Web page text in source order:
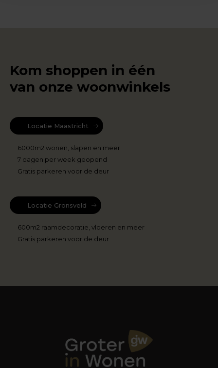
Kom shoppen in één
van onze woonwinkels
Locatie Maastricht
6000m2 wonen, slapen en meer
7 dagen per week geopend
Gratis parkeren voor de deur
Locatie Gronsveld
600m2 raamdecoratie, vloeren en meer
Gratis parkeren voor de deur